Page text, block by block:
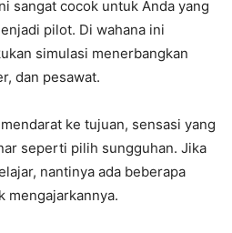
sangat cocok untuk Anda yang
pilot. Di wahana ini
simulasi menerbangkan
dan pesawat.
ke tujuan, sensasi yang
seperti pilih sungguhan. Jika
nantinya ada beberapa
mengajarkannya.